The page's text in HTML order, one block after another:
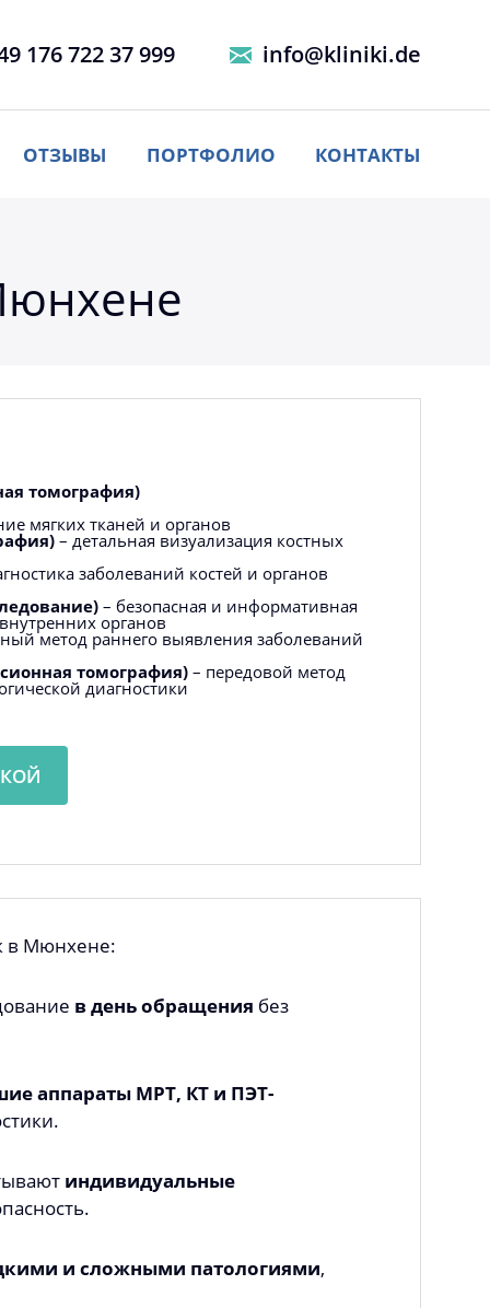
176 722 37 999 info@kliniki.de
ОТЗЫВЫ ПОРТФОЛИО КОНТАКТЫ
томография)
мягких тканей и органов
– детальная визуализация костных
заболеваний костей и органов
– безопасная и информативная
органов
метод раннего выявления заболеваний
томография)– передовой метод
диагностики
в Мюнхене:
в день обращения без
аппараты МРТ, КТ и ПЭТ-
индивидуальные
и сложными патологиями,